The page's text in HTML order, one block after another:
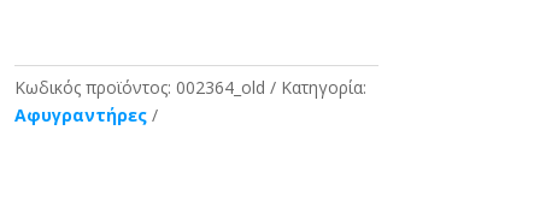
Κωδικός προϊόντος: 002364_old
Κατηγορία:
Αφυγραντήρες